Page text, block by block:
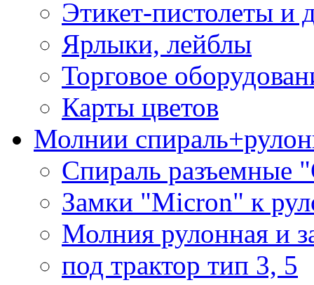
Этикет-пистолеты и
Ярлыки, лейблы
Торговое
Карты цветов
Молнии
Спираль разъемные
Замки "Micron" к
Молния рулонная и
под трактор тип 3, 5